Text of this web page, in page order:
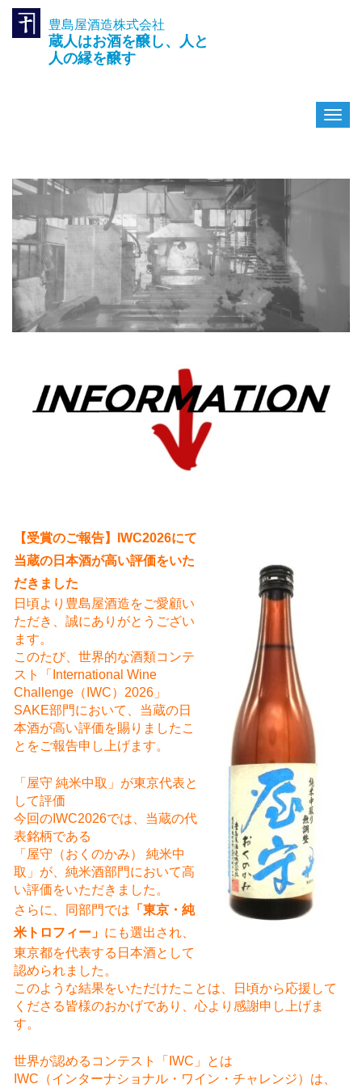
豊島屋酒造株式会社
蔵人はお酒を醸し、人と
人の縁を醸す
ナ
【受賞のご報告】IWC2026にて
当蔵の日本酒が高い評価をいた
だきました
日頃より豊島屋酒造をご愛顧い
ただき、誠にありがとうござい
ます。
このたび、世界的な酒類コンテ
スト「International Wine
Challenge（IWC）2026」
SAKE部門において、当蔵の日
本酒が高い評価を賜りましたこ
とをご報告申し上げます。
「屋守 純米中取」が東京代表と
して評価
今回のIWC2026では、当蔵の代
表銘柄である
「屋守（おくのかみ） 純米中
取」が、純米酒部門において高
い評価をいただきました。
さらに、同部門では 「東京・純
米トロフィー」 にも選出され、
東京都を代表する日本酒として
認められました。
このような結果をいただけたことは、日頃から応援して
くださる皆様のおかげであり、心より感謝申し上げま
す。
世界が認めるコンテスト「IWC」とは
IWC（インターナショナル・ワイン・チャレンジ）は、